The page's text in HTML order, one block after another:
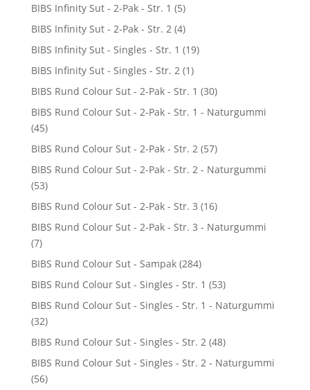
BIBS Infinity Sut - 2-Pak - Str. 1 (5)
BIBS Infinity Sut - 2-Pak - Str. 2 (4)
BIBS Infinity Sut - Singles - Str. 1 (19)
BIBS Infinity Sut - Singles - Str. 2 (1)
BIBS Rund Colour Sut - 2-Pak - Str. 1 (30)
BIBS Rund Colour Sut - 2-Pak - Str. 1 - Naturgummi
(45)
BIBS Rund Colour Sut - 2-Pak - Str. 2 (57)
BIBS Rund Colour Sut - 2-Pak - Str. 2 - Naturgummi
(53)
BIBS Rund Colour Sut - 2-Pak - Str. 3 (16)
BIBS Rund Colour Sut - 2-Pak - Str. 3 - Naturgummi
(7)
BIBS Rund Colour Sut - Sampak (284)
BIBS Rund Colour Sut - Singles - Str. 1 (53)
BIBS Rund Colour Sut - Singles - Str. 1 - Naturgummi
(32)
BIBS Rund Colour Sut - Singles - Str. 2 (48)
BIBS Rund Colour Sut - Singles - Str. 2 - Naturgummi
(56)